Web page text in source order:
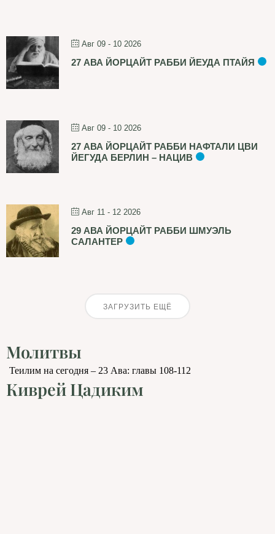
Авг 09 - 10 2026
27 АВА ЙОРЦАЙТ РАББИ ЙЕУДА ПТАЙЯ
Авг 09 - 10 2026
27 АВА ЙОРЦАЙТ РАББИ НАФТАЛИ ЦВИ
ЙЕГУДА БЕРЛИН – НАЦИВ
Авг 11 - 12 2026
29 АВА ЙОРЦАЙТ РАББИ ШМУЭЛЬ
САЛАНТЕР
ЗАГРУЗИТЬ ЕЩЁ
Молитвы
Теилим на сегодня – 23 Ава: главы 108-112
Киврей Цадиким